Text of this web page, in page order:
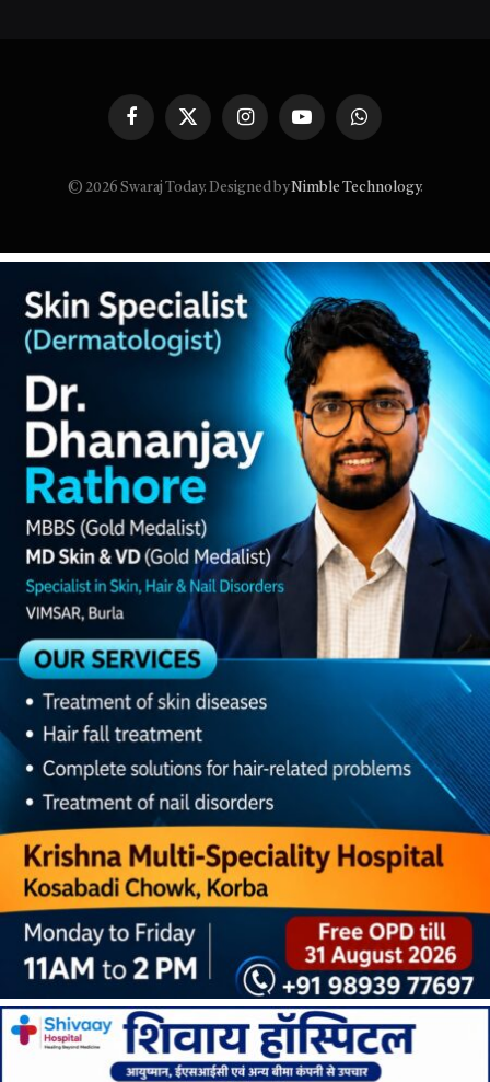
FacebookX
InstagramYouTubeWhatsApp
© 2026 Swaraj Today. Designed byNimble Technology.